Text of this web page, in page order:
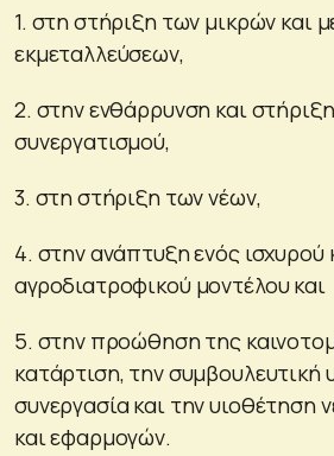
1. στη στήριξη των μικρών και
εκμεταλλεύσεων,
2. στην ενθάρρυνση και
συνεργατισμού,
3. στη στήριξη των νέων,
4. στην ανάπτυξη ενός ισχυρού
αγροδιατροφικού μοντέλου και
5. στην προώθηση της
κατάρτιση, την συμβουλευτική
συνεργασία και την υιοθέτηση
και εφαρμογών.